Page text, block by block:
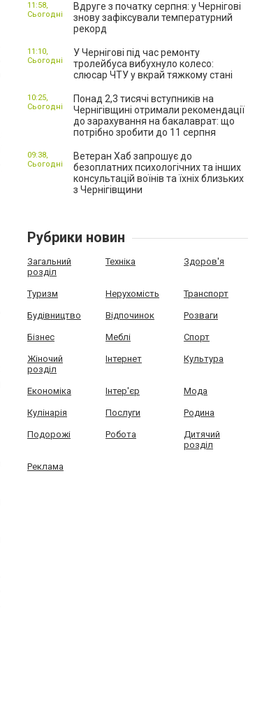
Вдруге з початку серпня: у Чернігові
знову зафіксували температурний
рекорд
11:58,
Сьогодні
У Чернігові під час ремонту
тролейбуса вибухнуло колесо:
слюсар ЧТУ у вкрай тяжкому стані
11:10,
Сьогодні
Понад 2,3 тисячі вступників на
Чернігівщині отримали рекомендації
до зарахування на бакалаврат: що
потрібно зробити до 11 серпня
10:25,
Сьогодні
Ветеран Хаб запрошує до
безоплатних психологічних та інших
консультацій воїнів та їхніх близьких
з Чернігівщини
09:38,
Сьогодні
Рубрики новин
Загальний
розділ
Техніка Здоров'я
Туризм Нерухомість Транспорт
Будівництво Відпочинок Розваги
Бізнес Меблі Спорт
Жіночий
розділ
Інтернет Культура
Економіка Інтер'єр Мода
Кулінарія Послуги Родина
Подорожі Робота
Дитячий
розділ
Реклама